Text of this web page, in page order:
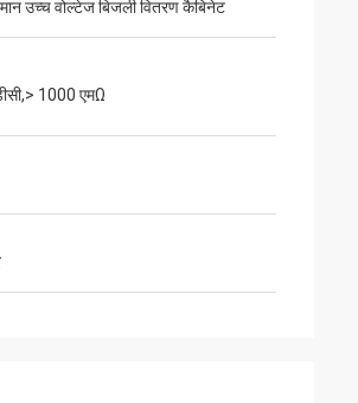
उच्च वोल्टेज बिजली वितरण कैबिनेट
1000 एमΩ